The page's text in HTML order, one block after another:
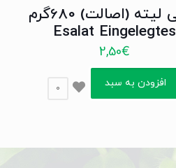
ترشی لیته (اصالت) 680گرم
Esalat Eingelegtes
2,50€
افزودن به سبد 0